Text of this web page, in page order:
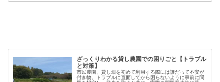
ざっくりわかる貸し農園での困りごと【トラブル
と対策】
市民農園、貸し畑を初めて利用する際には誰だって不安が
付き物。トラブルに直面してから困らないように事前に問